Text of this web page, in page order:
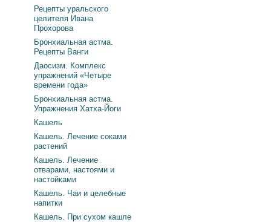
Рецепты уральского
целителя Ивана
Прохорова
Бронхиальная астма.
Рецепты Ванги
Даосизм. Комплекс
упражнений «Четыре
времени года»
Бронхиальная астма.
Упражнения Хатха-Йоги
Кашель
Кашель. Лечение соками
растений
Кашель. Лечение
отварами, настоями и
настойками
Кашель. Чаи и целебные
напитки
Кашель. При сухом кашле